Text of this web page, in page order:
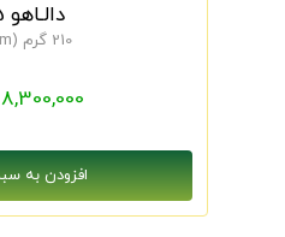
دالـاهو 25
210 گرم (1.4m)
8,300,000 ریال